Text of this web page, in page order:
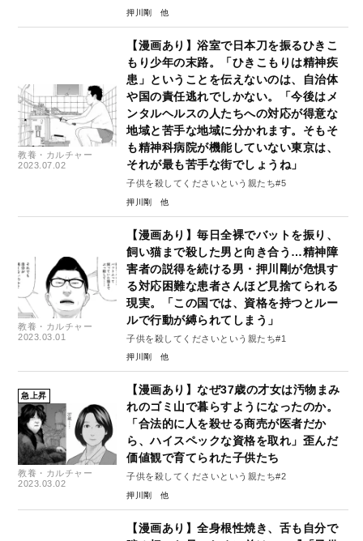
押川剛
教養・カルチャー
2023.07.02
【漫画あり】浴室で日本刀を振るひきこ
もり少年の末路。「ひきこもりは精神疾
患」ということを伝えないのは、自治体
や国の責任逃れでしかない。「今後はメ
ンタルヘルスの人たちへの対応が得意な
地域と苦手な地域に分かれます。そもそ
も精神科病院が機能していない東京は、
それが最も苦手な街でしょうね」
子供を殺してくださいという親たち#5
押川剛
教養・カルチャー
2023.03.01
【漫画あり】毎日全裸でバットを振り、
飼い猫まで殺した男と向き合う…精神障
害者の説得を続ける男・押川剛が危惧す
る対応困難な患者さんほど見捨てられる
現実。「この国では、資格を持つとルー
ルで行動が縛られてしまう」
子供を殺してくださいという親たち#1
押川剛
急上昇
教養・カルチャー
2023.03.02
【漫画あり】なぜ37歳の才女は汚物まみ
れのゴミ山で暮らすようになったのか。
「合法的に人を殺せる商売が医者だか
ら、ハイスペックな資格を取れ」歪んだ
価値観で育てられた子供たち
子供を殺してくださいという親たち#2
押川剛
【漫画あり】全身根性焼き、舌も自分で